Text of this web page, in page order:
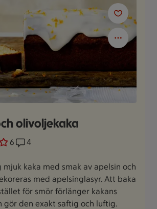
olivoljekaka
6
röstatReceptet har 4 kommentarer
4
mjuk kaka med smak av apelsin och
med apelsinglasyr. Att baka
för smör förlänger kakans
gör den exakt saftig och luftig.